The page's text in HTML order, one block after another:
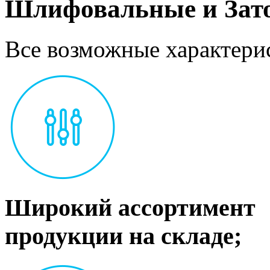
Шлифовальные и
Все возможные
Широкий ассортимент
продукции на складе;